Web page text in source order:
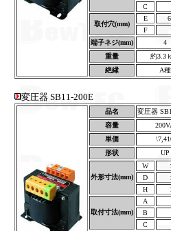
C
取付穴(mm)
E
F
端子ネジ(mm)
4
重量
約3.3
絶縁
A種
変圧器 SB11-200E
品名
変圧器
容量
単価
形状
UP
外形寸法(mm)
W
D
H
取付寸法(mm)
A
B
C